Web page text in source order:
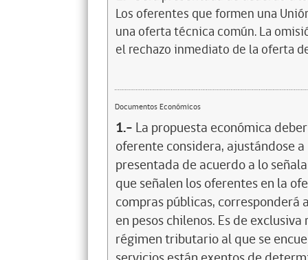
Los oferentes que formen una
una oferta técnica común. La
el rechazo inmediato de la oferta
Documentos Económicos
1.- La propuesta económica
oferente considera, ajustándose
presentada de acuerdo a lo
que señalen los oferentes en la
compras públicas,
en pesos chilenos. Es de
régimen tributario al que se